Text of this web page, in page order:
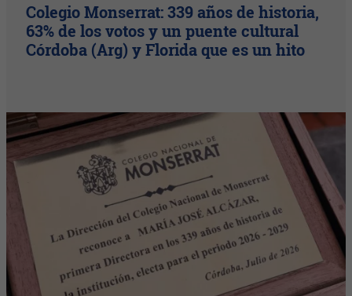
Colegio Monserrat: 339 años de historia,
63% de los votos y un puente cultural
Córdoba (Arg) y Florida que es un hito